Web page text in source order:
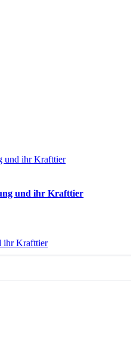
und ihr Krafttier
und ihr Krafttier
ihr Krafttier